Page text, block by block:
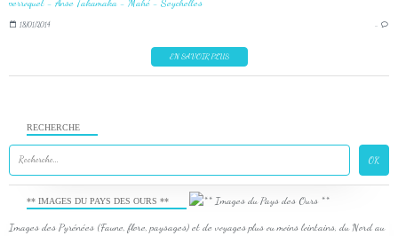
18/01/2014 …
EN SAVOIR PLUS
RECHERCHE
** IMAGES DU PAYS DES OURS **
Images des Pyrénées (Faune, flore, paysages) et de voyages plus ou moins lointains, du Nord au